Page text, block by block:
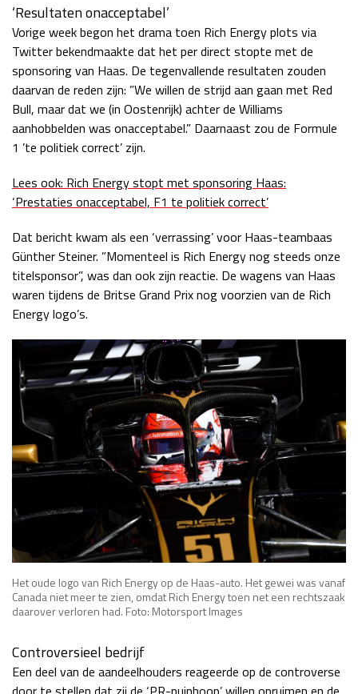
‘Resultaten onacceptabel’
Vorige week begon het drama toen Rich Energy plots via
Twitter bekendmaakte dat het per direct stopte met de
sponsoring van Haas. De tegenvallende resultaten zouden
daarvan de reden zijn: ”We willen de strijd aan gaan met Red
Bull, maar dat we (in Oostenrijk) achter de Williams
aanhobbelden was onacceptabel.” Daarnaast zou de Formule
1 ’te politiek correct’ zijn.
Lees ook: Rich Energy stopt met sponsoring Haas:
‘Prestaties onacceptabel, F1 te politiek correct’
Dat bericht kwam als een ‘verrassing’ voor Haas-teambaas
Günther Steiner. ”Momenteel is Rich Energy nog steeds onze
titelsponsor”, was dan ook zijn reactie. De wagens van Haas
waren tijdens de Britse Grand Prix nog voorzien van de Rich
Energy logo’s.
Het oude logo van Rich Energy op de Haas-auto. Het gewei was vanaf
Canada niet meer te zien, omdat Rich Energy toen net een rechtszaak
daarover verloren had. Foto: Motorsport Images
Controversieel bedrijf
Een deel van de aandeelhouders reageerde op de controverse